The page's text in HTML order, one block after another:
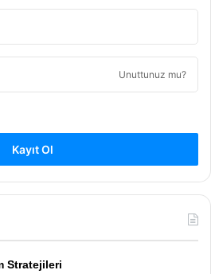
Unuttunuz mu?
Kayıt Ol
Stratejileri